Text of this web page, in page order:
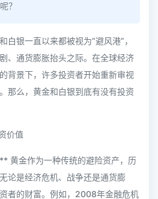
？
白银一直以来都被视为“避风港”，
、通货膨胀抬头之际。在全球经济
背景下，许多投资者开始重新审视
那么，黄金和白银到底有没有投资
价值
黄金作为一种传统的避险资产，历
论是经济危机、战争还是通货膨
者的财富。例如，2008年金融危机